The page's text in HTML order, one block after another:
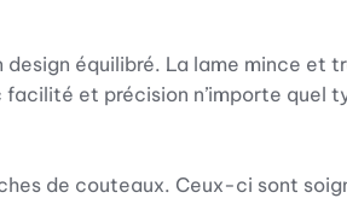
équilibré. La lame mince et
et précision n’importe quel
de couteaux. Ceux-ci sont